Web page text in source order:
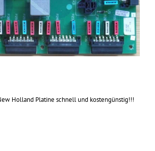
Holland Platine schnell und kostengünstig!!!